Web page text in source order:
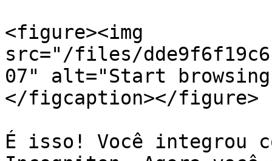
<figure><img
src="/files/
07" alt="Start browsing
</figcaption></figure>
É isso! Você integrou